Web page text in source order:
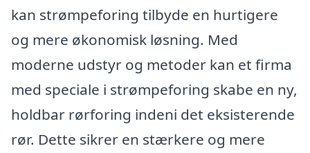
kan strømpeforing tilbyde en hurtigere
og mere økonomisk løsning. Med
moderne udstyr og metoder kan et firma
med speciale i strømpeforing skabe en ny,
holdbar rørforing indeni det eksisterende
rør. Dette sikrer en stærkere og mere